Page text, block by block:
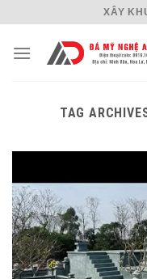
content
XÂY
TAG